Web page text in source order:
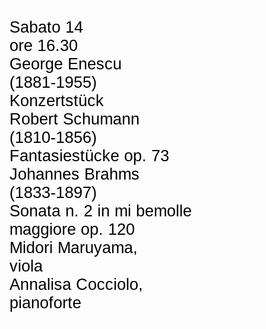
Sabato 14
ore 16.30
George Enescu
(1881-1955)
Konzertstück
Robert Schumann
(1810-1856)
Fantasiestücke op. 73
Johannes Brahms
(1833-1897)
Sonata n. 2 in mi bemolle
maggiore op. 120
Midori Maruyama,
viola
Annalisa Cocciolo,
pianoforte